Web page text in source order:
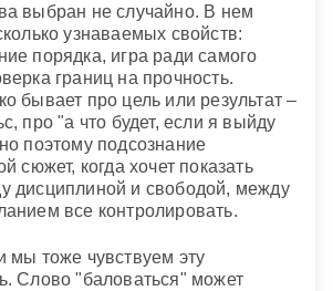
самостоятельно и
служебной лестнице.
Современный сонник
выбран не случайно. В нем
узнаваемых свойств:
порядка, игра ради самого
границ на прочность.
бывает про цель или результат –
про "а что будет, если я выйду
поэтому подсознание
сюжет, когда хочет показать
дисциплиной и свободой, между
все контролировать.
мы тоже чувствуем эту
Слово "баловаться" может